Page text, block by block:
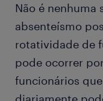
Não é nenhuma
absenteísmo
rotatividade de
pode ocorrer
funcionários